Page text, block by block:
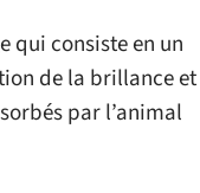
qui consiste en un
de la brillance et
par l’animal